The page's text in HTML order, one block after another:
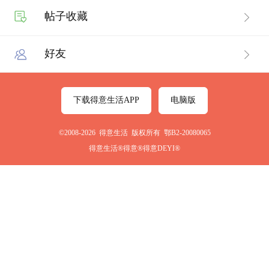
帖子收藏
好友
下载得意生活APP 电脑版
©2008-2026 得意生活 版权所有 鄂B2-20080065
得意生活®得意®得意DEYI®